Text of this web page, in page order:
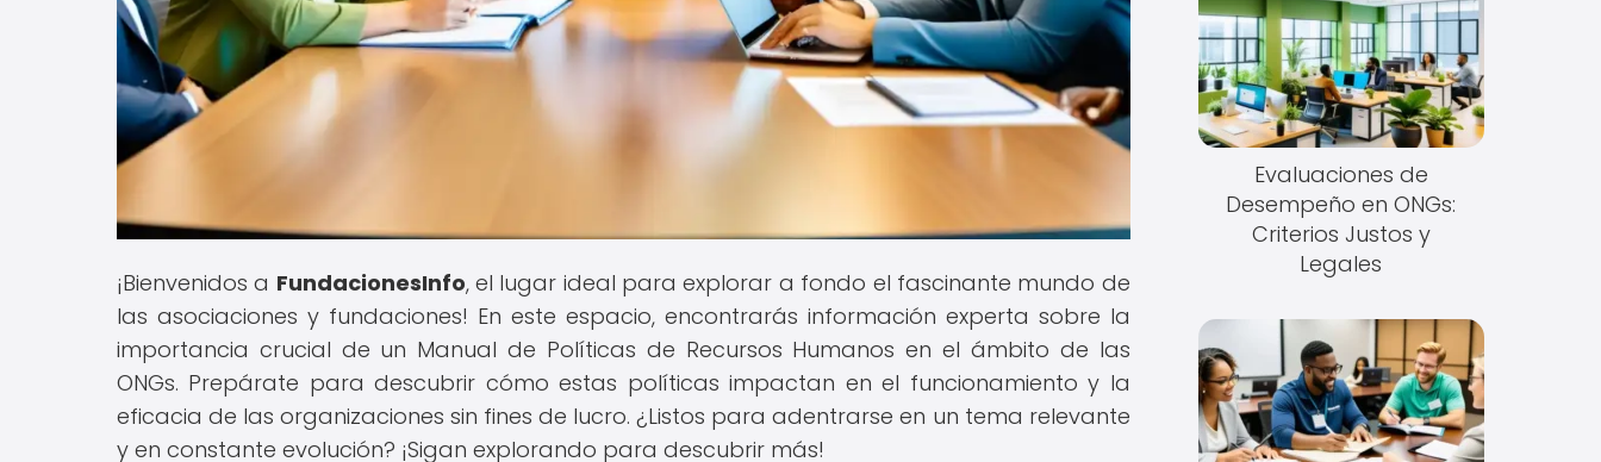
¡Bienvenidos a FundacionesInfo, el lugar ideal para explorar a fondo el fascinante mundo de
las asociaciones y fundaciones! En este espacio, encontrarás información experta sobre la
importancia crucial de un Manual de Políticas de Recursos Humanos en el ámbito de las
ONGs. Prepárate para descubrir cómo estas políticas impactan en el funcionamiento y la
eficacia de las organizaciones sin fines de lucro. ¿Listos para adentrarse en un tema relevante
y en constante evolución? ¡Sigan explorando para descubrir más!
Evaluaciones de
Desempeño en ONGs:
Criterios Justos y
Legales